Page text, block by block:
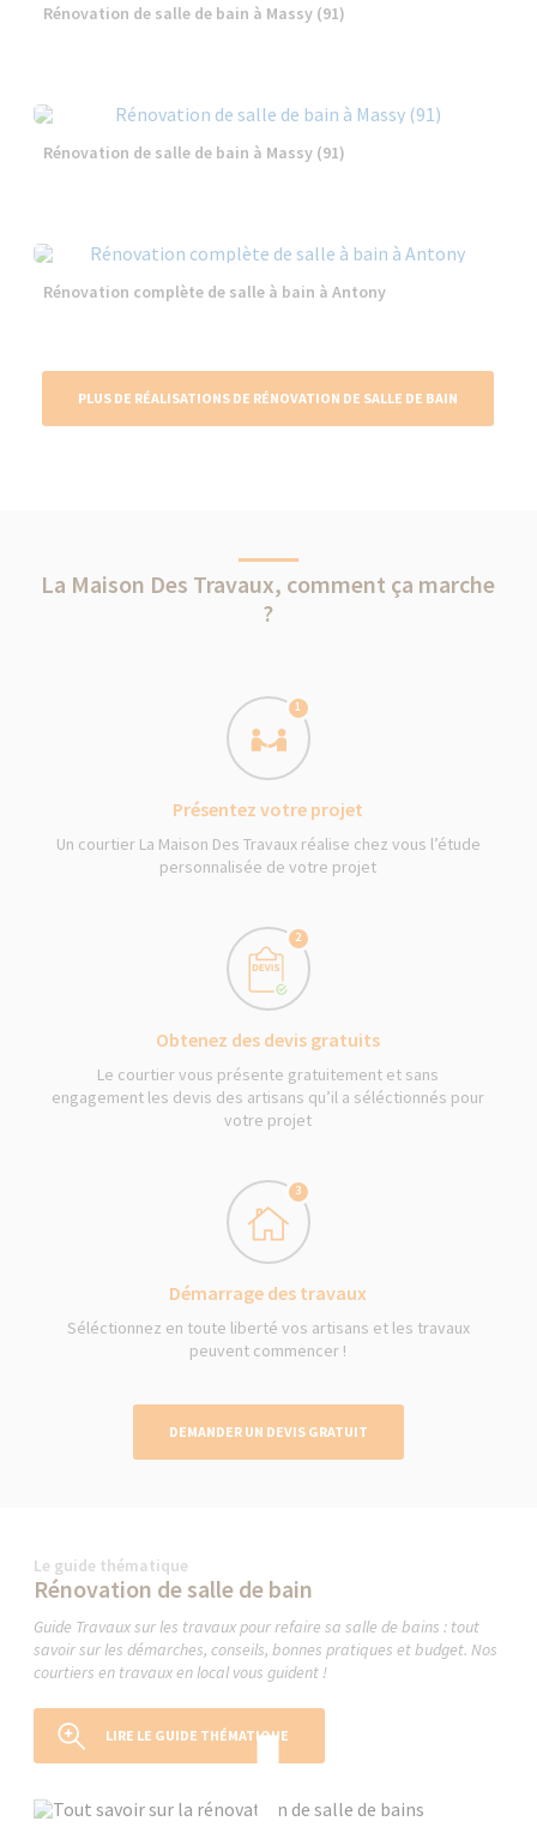
Rénovation de salle de bain à Massy (91)
Rénovation de salle de bain à Massy (91)
Rénovation complète de salle à bain à Antony
PLUS DE RÉALISATIONS DE RÉNOVATION DE SALLE DE BAIN
La Maison Des Travaux, comment ça marche
?
1
Présentez votre projet
Un courtier La Maison Des Travaux réalise chez vous l’étude
personnalisée de votre projet
2
Obtenez des devis gratuits
Le courtier vous présente gratuitement et sans
engagement les devis des artisans qu’il a séléctionnés pour
votre projet
3
Démarrage des travaux
Séléctionnez en toute liberté vos artisans et les travaux
peuvent commencer !
DEMANDER UN DEVIS GRATUIT
Le guide thématique
Rénovation de salle de bain
Guide Travaux sur les travaux pour refaire sa salle de bains : tout
savoir sur les démarches, conseils, bonnes pratiques et budget. Nos
courtiers en travaux en local vous guident !
LIRE LE GUIDE THÉMATIQUE